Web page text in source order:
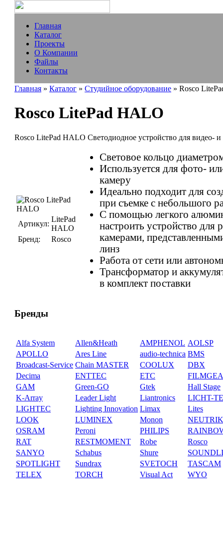
Главная
Каталог
Проекты
О Компании
Файлы
Контакты
Главная » Каталог » Студийное оборудование » Rosco
Rosco LitePad HALO
Rosco LitePad HALO Светодиодное устройство для видео-
Артикул:
LitePad
HALO
Бренд:
Rosco
Световое кольцо
Используется для фото-
камеру
Идеально подходит для
при съемке с небольшого
С помощью легкого
настроить устройство
камерами,
линз
Работа от сети или
Трансформатор и
в комплект поставки
Бренды
Alfa System Allen&Heath AMPHENOL AOLSP
APOLLO
Ares Line audio-technica BMS
Broadcast-Service Chain MASTER COOLUX
DBX
Decima
ENTTEC ETC
GAM
Green-GO Gtek
Hall Stage
K-Array
Leader Light Liantronics
LICHT-
LIGHTEC
Lighting Innovation Limax
Lites
LOOK
LUMINEX Monon
NEUTRIK
OSRAM
Peroni PHILIPS
RAT
RESTMOMENT Robe
Rosco
SANYO
Schabus Shure
SPOTLIGHT
Sundrax SVETOCH
TASCAM
TELEX
TORCH Visual Act WYO